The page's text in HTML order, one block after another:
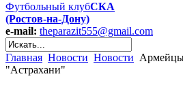
Футбольный клубСКА
(Ростов-на-Дону)
e-mail: theparazit555@gmail.com
Главная Новости Новости Армейцы
"Астрахани"